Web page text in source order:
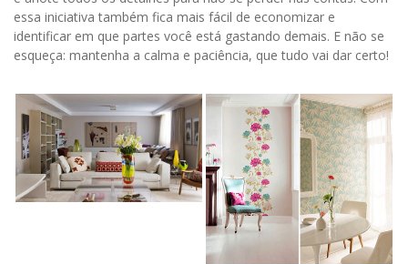
essa iniciativa também fica mais fácil de economizar e
identificar em que partes você está gastando demais. E não se
esqueça: mantenha a calma e paciência, que tudo vai dar certo!